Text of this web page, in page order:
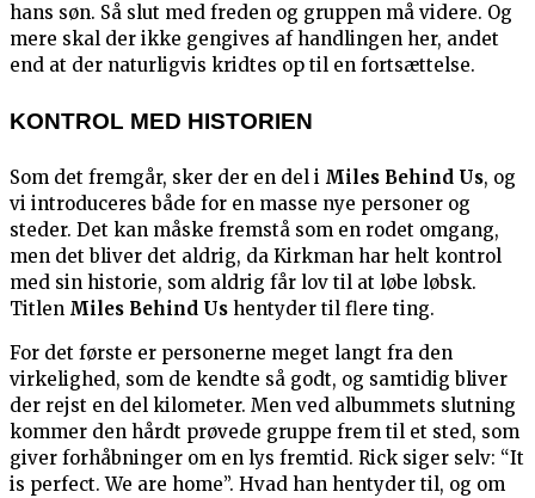
hans søn. Så slut med freden og gruppen må videre. Og
mere skal der ikke gengives af handlingen her, andet
end at der naturligvis kridtes op til en fortsættelse.
KONTROL MED HISTORIEN
Som det fremgår, sker der en del i Miles Behind Us, og
vi introduceres både for en masse nye personer og
steder. Det kan måske fremstå som en rodet omgang,
men det bliver det aldrig, da Kirkman har helt kontrol
med sin historie, som aldrig får lov til at løbe løbsk.
Titlen Miles Behind Us hentyder til flere ting.
For det første er personerne meget langt fra den
virkelighed, som de kendte så godt, og samtidig bliver
der rejst en del kilometer. Men ved albummets slutning
kommer den hårdt prøvede gruppe frem til et sted, som
giver forhåbninger om en lys fremtid. Rick siger selv: “It
is perfect. We are home”. Hvad han hentyder til, og om